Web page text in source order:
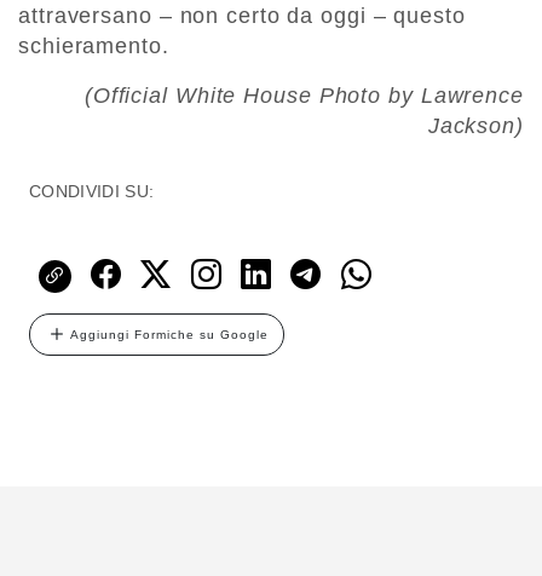
attraversano – non certo da oggi – questo
schieramento.
(Official White House Photo by Lawrence
Jackson)
CONDIVIDI SU:
Aggiungi Formiche su Google